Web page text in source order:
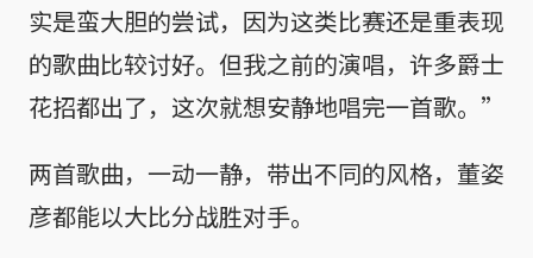
实是蛮大胆的尝试，因为这类比赛还是重表现
的歌曲比较讨好。但我之前的演唱，许多爵士
花招都出了，这次就想安静地唱完一首歌。”
两首歌曲，一动一静，带出不同的风格，董姿
彦都能以大比分战胜对手。